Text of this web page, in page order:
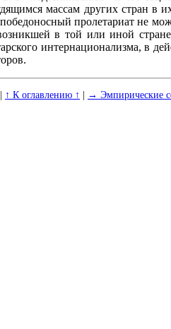
массам других стран в
пролетариат не
в той или иной
интернационализма, в
| ↑ К оглавлению ↑ | → Эмпирические